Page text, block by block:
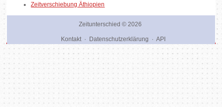
Zeitverschiebung Äthiopien
Zeitunterschied © 2026
Kontakt· Datenschutzerklärung · API